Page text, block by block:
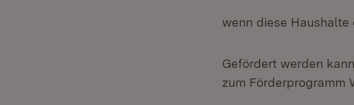
wenn diese
Gefördert werden
zum Förderprogramm